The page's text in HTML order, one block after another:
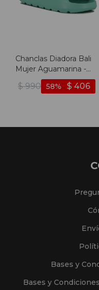
Chanclas Diadora Bali
Mujer Aguamarina -
Aguamarina-
aguamarina
$ 990 $ 406
58
Bases y
Bases y